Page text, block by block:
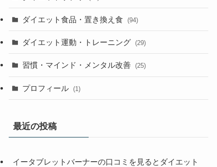
ダイエット食品・置き換え食 (94)
ダイエット運動・トレーニング (29)
習慣・マインド・メンタル改善 (25)
プロフィール (1)
最近の投稿
イータブレットバーナーの口コミを見るとダイエット